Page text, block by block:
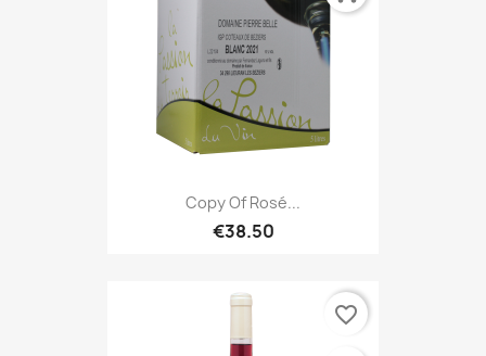
Copy Of Rosé...
€38.50
favorite_border